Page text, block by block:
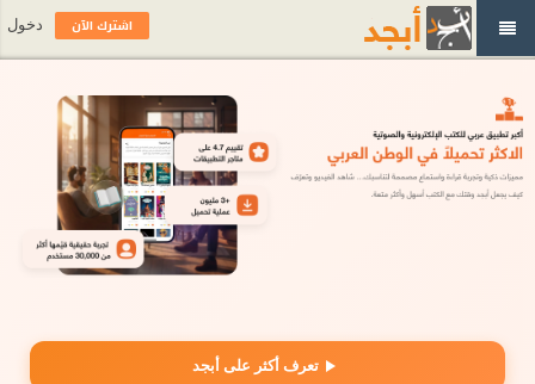
تعرف أكثر على أبجد
اشترك الآن دخول